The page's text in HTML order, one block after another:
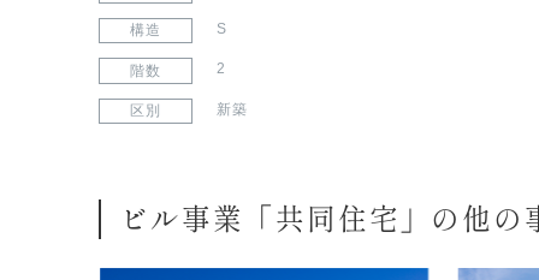
構造 S
階数 2
区別 新築
ビル事業「共同住宅」の他の